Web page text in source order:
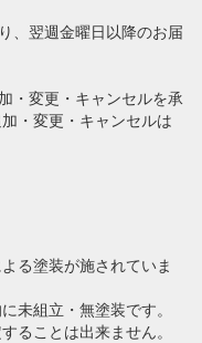
、翌週金曜日以降のお届
・変更・キャンセルを承
・変更・キャンセルは
る塗装が施されていま
未組立・無塗装です。
ることは出来ません。